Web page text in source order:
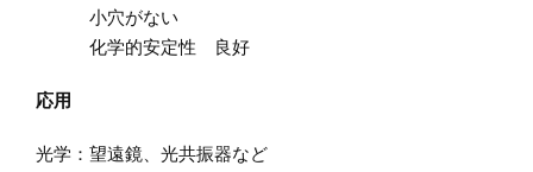
小穴がない
化学的安定性 良好
応用
光学：望遠鏡、光共振器など